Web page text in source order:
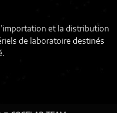
et la distribution
de laboratoire destinés